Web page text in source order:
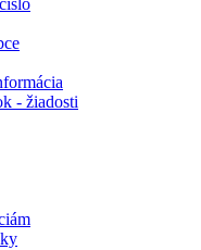
- žiadosti